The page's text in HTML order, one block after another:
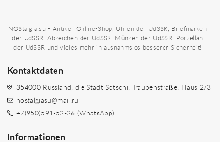
NOStalgia.su - Antiker Online-Shop, Uhren der UdSSR, Briefmarken
der UdSSR, Abzeichen der UdSSR, Münzen der UdSSR, Porzellan
der UdSSR und vieles mehr in ausnahmslos besserer Sicherheit!
Kontaktdaten
354000 Russland, die Stadt Sotschi, Traubenstraße. Haus 2/3
nostalgiasu@mail.ru
+7(950)591-52-26 (WhatsApp)
Informationen